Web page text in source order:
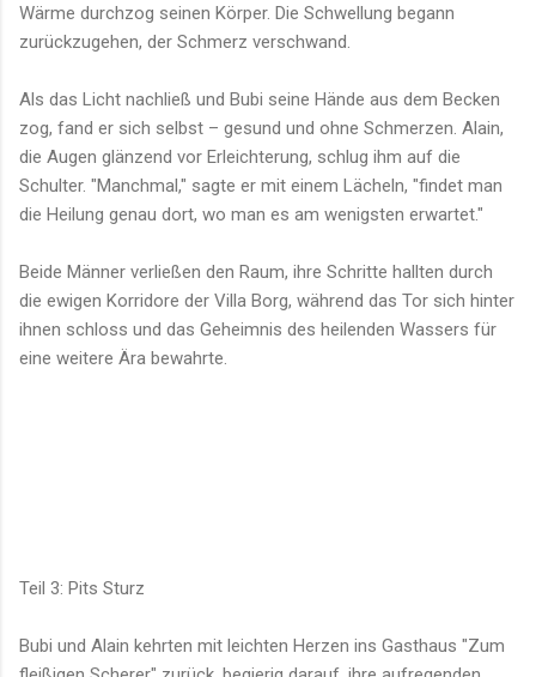
Wärme durchzog seinen Körper. Die Schwellung begann
zurückzugehen, der Schmerz verschwand.
Als das Licht nachließ und Bubi seine Hände aus dem Becken
zog, fand er sich selbst – gesund und ohne Schmerzen. Alain,
die Augen glänzend vor Erleichterung, schlug ihm auf die
Schulter. "Manchmal," sagte er mit einem Lächeln, "findet man
die Heilung genau dort, wo man es am wenigsten erwartet."
Beide Männer verließen den Raum, ihre Schritte hallten durch
die ewigen Korridore der Villa Borg, während das Tor sich hinter
ihnen schloss und das Geheimnis des heilenden Wassers für
eine weitere Ära bewahrte.
Teil 3: Pits Sturz
Bubi und Alain kehrten mit leichten Herzen ins Gasthaus "Zum